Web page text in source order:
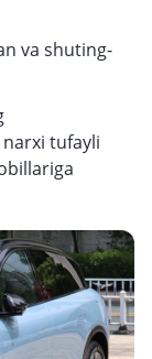
va shuting-
tufayli